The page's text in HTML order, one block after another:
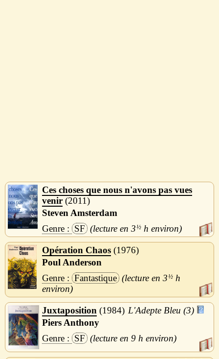
Ces choses que nous n'avons pas vues
venir 2011
Steven Amsterdam
SF
3½ h
Opération Chaos 1976
Poul Anderson
Fantastique
3½ h
Juxtaposition 1984
L'Adepte Bleu (3)
Piers Anthony
SF
9 h